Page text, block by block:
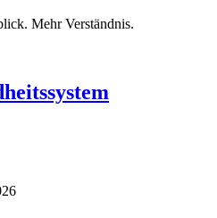
Mehr Verständnis.